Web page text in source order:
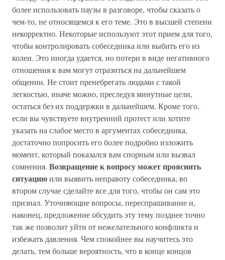
более использовать паузы в разговоре, чтобы сказать о
чем-то, не относящемся к его теме. Это в высшей степени
некорректно. Некоторые используют этот прием для того,
чтобы контролировать собеседника или выбить его из
колеи. Это иногда удается, но потери в виде негативного
отношения к вам могут отразиться на дальнейшем
общении. Не стоит пренебрегать людьми с такой
легкостью, иначе можно, преследуя минутные цели,
остаться без их поддержки в дальнейшем. Кроме того,
если вы чувствуете внутренний протест или хотите
указать на слабое место в аргументах собеседника,
достаточно попросить его более подробно изложить
момент, который показался вам спорным или вызвал
сомнения. Возвращение к вопросу может прояснить
ситуациюили выявить неправоту собеседника, во
втором случае сделайте все для того, чтобы он сам это
признал. Уточняющие вопросы, переспрашивание и,
наконец, предложение обсудить эту тему позднее точно
так же позволит уйти от нежелательного конфликта и
избежать давления. Чем спокойнее вы научитесь это
делать, тем больше вероятность, что в конце концов